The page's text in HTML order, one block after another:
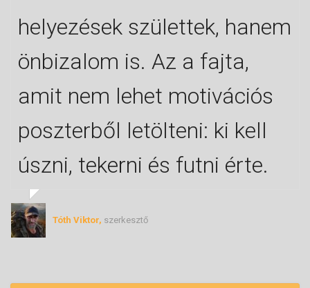
helyezések születtek, hanem
önbizalom is. Az a fajta,
amit nem lehet motivációs
poszterből letölteni: ki kell
úszni, tekerni és futni érte.
Tóth Viktor, szerkesztő